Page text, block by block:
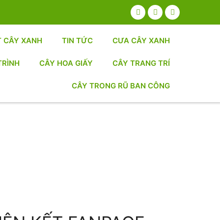
CÂY XANH TIN TỨC CƯA CÂY XANH
CÂY HOA GIẤY CÂY TRANG TRÍ
CÂY TRONG RŨ BAN CÔNG